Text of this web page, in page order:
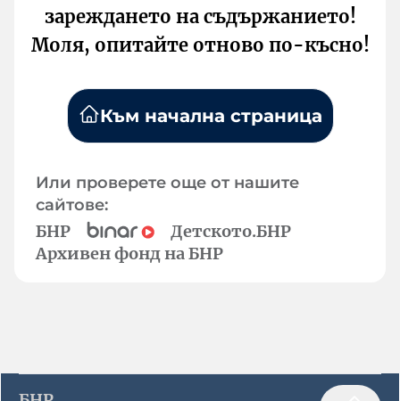
зареждането на съдържанието!
Моля, опитайте отново по-късно!
Към начална страница
Или проверете още от нашите
сайтове:
БНР
Детското.БНР
Архивен фонд на БНР